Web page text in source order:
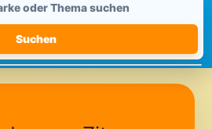
Suchen